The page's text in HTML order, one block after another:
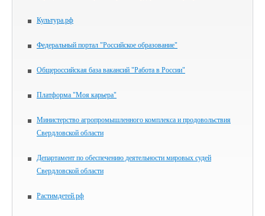
Культура.рф
Федеральный портал "Российское образование"
Общероссийская база вакансий "Работа в России"
Платформа "Моя карьера"
Министерство агропромышленного комплекса и продовольствия
Свердловской области
Департамент по обеспечению деятельности мировых судей
Свердловской области
Растимдетей.рф